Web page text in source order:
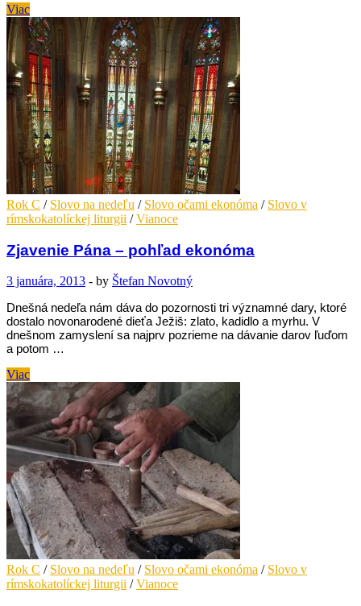
Krst
Krista
Pána
–
pohľad
ekonóma
Viac
Rok C / Slovo na nedeľu / Slovo očami ekonóma / Slovo v
rímskokatolíckej liturgii /Vianoce
Zjavenie Pána – pohľad ekonóma
3 januára, 2013 - by Štefan Novotný
Dnešná nedeľa nám dáva do pozornosti tri významné dary, ktoré
dostalo novonarodené dieťa Ježiš: zlato, kadidlo a myrhu. V
dnešnom zamyslení sa najprv pozrieme na dávanie darov ľuďom
a potom …
Zjavenie
Pána
–
pohľad
ekonóma
Viac
Rok C / Slovo na nedeľu / Slovo očami ekonóma / Slovo v
rímskokatolíckej liturgii /Vianoce